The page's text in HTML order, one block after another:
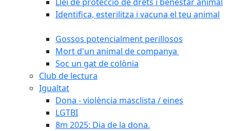
Identifica, esterilitza i vacuna el teu animal
Gossos potencialment perillosos
Mort d'un animal de companya
Soc un gat de colònia
Club de lectura
Igualtat
Dona - violència masclista / eines
LGTBI
8m 2025: Dia de la dona.